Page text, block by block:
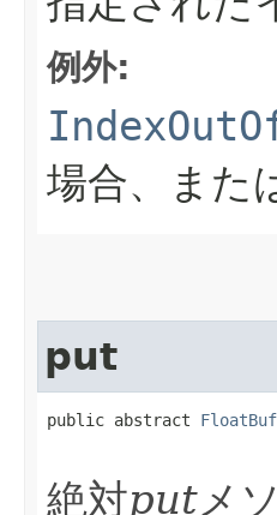
例外:
場合、また
put
public abstract
絶対putメ